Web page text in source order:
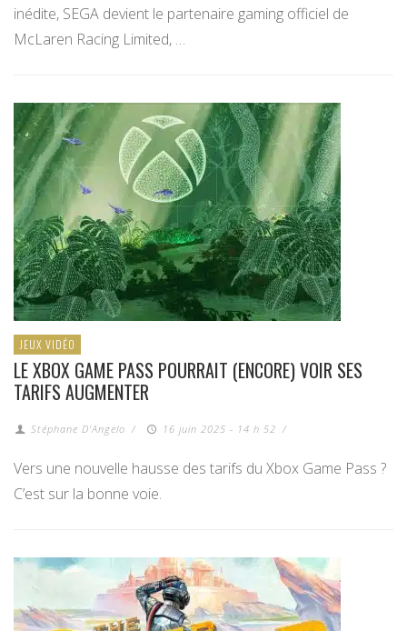
inédite, SEGA devient le partenaire gaming officiel de
McLaren Racing Limited, …
JEUX VIDÉO
LE XBOX GAME PASS POURRAIT (ENCORE) VOIR SES
TARIFS AUGMENTER
Stéphane D'Angelo / 16 juin 2025 - 14 h 52 /
Vers une nouvelle hausse des tarifs du Xbox Game Pass ?
C’est sur la bonne voie.